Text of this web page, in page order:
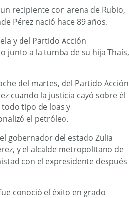
recipiente con arena de Rubio,
Pérez nació hace 89 años.
y del Partido Acción
junto a la tumba de su hija Thaís,
del martes, del Partido Acción
cuando la justicia cayó sobre él
tipo de loas y
el petróleo.
gobernador del estado Zulia
y el alcalde metropolitano de
con el expresidente después
conoció el éxito en grado